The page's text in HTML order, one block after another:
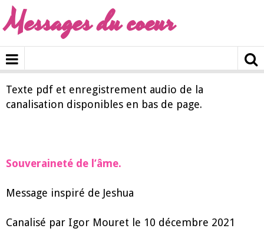
Messages du coeur
Texte pdf et enregistrement audio de la
canalisation disponibles en bas de page.
Souveraineté de l’âme.
Message inspiré de Jeshua
Canalisé par Igor Mouret le 10 décembre 2021